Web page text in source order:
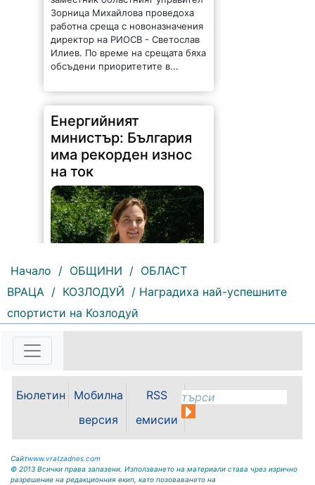
Зорница Михайлова проведоха
работна среща с новоназначения
директор на РИОСВ - Светослав
Илиев. По време на срещата бяха
обсъдени приоритетите в...
Енергийният
министър: България
има рекорден износ
на ток
България изнася рекордни
работи без затруднения въпреки
Дунав. Това заяви министърът на
ефира на...
Начало / ОБЩИНИ / ОБЛАСТ
ВРАЦА / КОЗЛОДУЙ / Наградиха най-успешните
спортисти на Козлодуй
Бюлетин
Мобилна
версия
RSS
емисии
Сайтwww.vratzadnes.com
© 2013 Всички права запазени. Използването на материали става чрез изрично
разрешение на редакционния екип, като позоваването на